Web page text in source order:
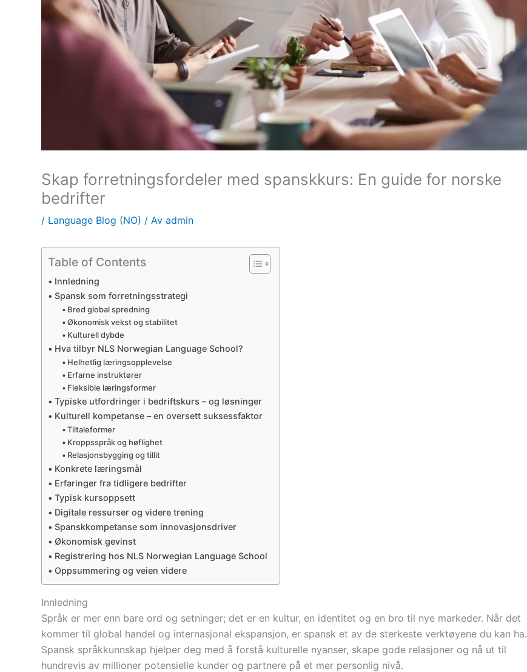
Skap forretningsfordeler med spanskkurs: En guide for norske
bedrifter
/ Language Blog (NO) / Av admin
Table of Contents
Innledning
Spansk som forretningsstrategi
Bred global spredning
Økonomisk vekst og stabilitet
Kulturell dybde
Hva tilbyr NLS Norwegian Language School?
Helhetlig læringsopplevelse
Erfarne instruktører
Fleksible læringsformer
Typiske utfordringer i bedriftskurs – og løsninger
Kulturell kompetanse – en oversett suksessfaktor
Tiltaleformer
Kroppsspråk og høflighet
Relasjonsbygging og tillit
Konkrete læringsmål
Erfaringer fra tidligere bedrifter
Typisk kursoppsett
Digitale ressurser og videre trening
Spanskkompetanse som innovasjonsdriver
Økonomisk gevinst
Registrering hos NLS Norwegian Language School
Oppsummering og veien videre
Innledning
Språk er mer enn bare ord og setninger; det er en kultur, en identitet og en bro til nye markeder. Når det
kommer til global handel og internasjonal ekspansjon, er spansk et av de sterkeste verktøyene du kan ha.
Spansk språkkunnskap hjelper deg med å forstå kulturelle nyanser, skape gode relasjoner og nå ut til
hundrevis av millioner potensielle kunder og partnere på et mer personlig nivå.